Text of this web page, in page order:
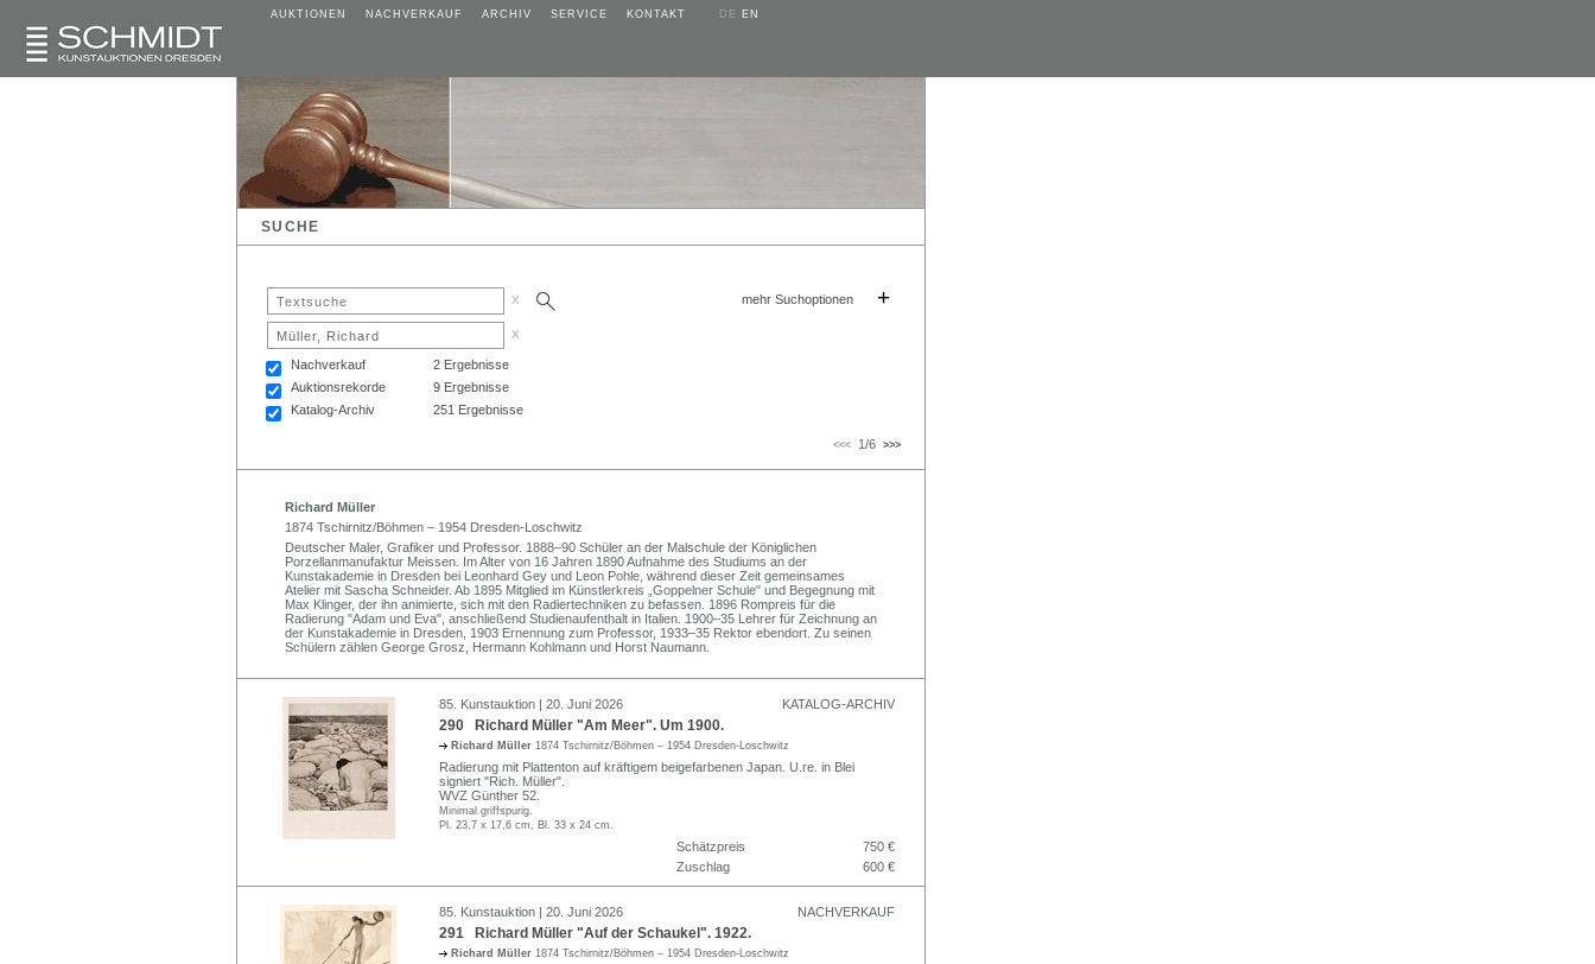
AUKTIONEN NACHVERKAUF ARCHIV SERVICE KONTAKT DE EN
SUCHE
x mehr Suchoptionen +
x
Nachverkauf
2 Ergebnisse
Auktionsrekorde
9 Ergebnisse
Katalog-Archiv
251 Ergebnisse
<<< 1/6 >>>
Richard Müller
1874 Tschirnitz/Böhmen – 1954 Dresden-Loschwitz
Deutscher Maler, Grafiker und Professor. 1888–90 Schüler an der Malschule der Königlichen
Porzellanmanufaktur Meissen. Im Alter von 16 Jahren 1890 Aufnahme des Studiums an der
Kunstakademie in Dresden bei Leonhard Gey und Leon Pohle, während dieser Zeit gemeinsames
Atelier mit Sascha Schneider. Ab 1895 Mitglied im Künstlerkreis „Goppelner Schule" und Begegnung mit
Max Klinger, der ihn animierte, sich mit den Radiertechniken zu befassen. 1896 Rompreis für die
Radierung "Adam und Eva", anschließend Studienaufenthalt in Italien. 1900–35 Lehrer für Zeichnung an
der Kunstakademie in Dresden, 1903 Ernennung zum Professor, 1933–35 Rektor ebendort. Zu seinen
Schülern zählen George Grosz, Hermann Kohlmann und Horst Naumann.
85. Kunstauktion | 20. Juni 2026 KATALOG-ARCHIV
290 Richard Müller "Am Meer". Um 1900.
Richard Müller 1874 Tschirnitz/Böhmen – 1954 Dresden-Loschwitz
Radierung mit Plattenton auf kräftigem beigefarbenen Japan. U.re. in Blei
signiert "Rich. Müller".
WVZ Günther 52.
Minimal griffspurig.
Pl. 23,7 x 17,6 cm, Bl. 33 x 24 cm.
Schätzpreis
750 €
Zuschlag
600 €
85. Kunstauktion | 20. Juni 2026 NACHVERKAUF
291 Richard Müller "Auf der Schaukel". 1922.
Richard Müller 1874 Tschirnitz/Böhmen – 1954 Dresden-Loschwitz